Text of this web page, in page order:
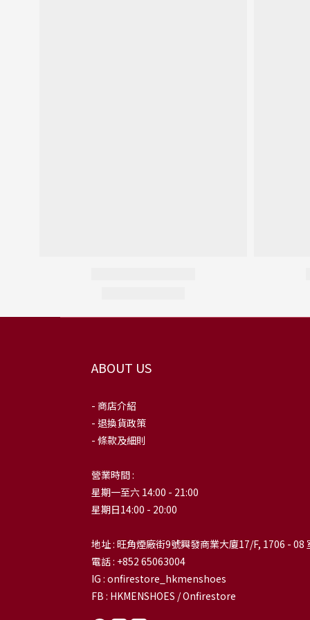
ABOUT US
- 商店介紹
- 退換貨政策
- 條款及細則
營業時間 :
星期一至六 14:00 - 21:00
星期日14:00 - 20:00
地址 : 旺角煙廠街9號興發商業大廈17/F, 1706 - 08
電話 : +852 65063004
IG : onfirestore_hkmenshoes
FB : HKMENSHOES / Onfirestore